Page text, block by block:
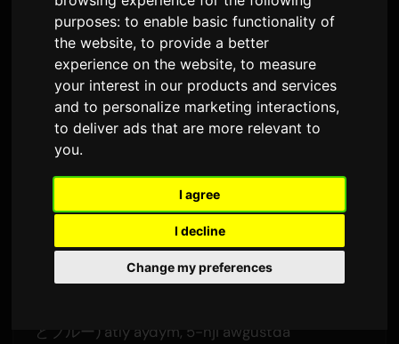
purposes:to enable basic functionality of
the website,to provide a better
experience on the website,to measure
your interest in our products and services
and to personalize marketing interactions,
to deliver ads that are more relevant to
you.
I agree
I decline
Change my preferences
Necry Talkie 'Yanineko'
Anime Zakyry Üçin Ahyry
Nyrhamasyny Berer
2,843 gezek görüldidi
Necry Talkie, 2-nji iýulda premyerasy boljak
Yaninekotelewizion anime-syna ahyry
とブルー) atly aýdym, 5-nji awgustda